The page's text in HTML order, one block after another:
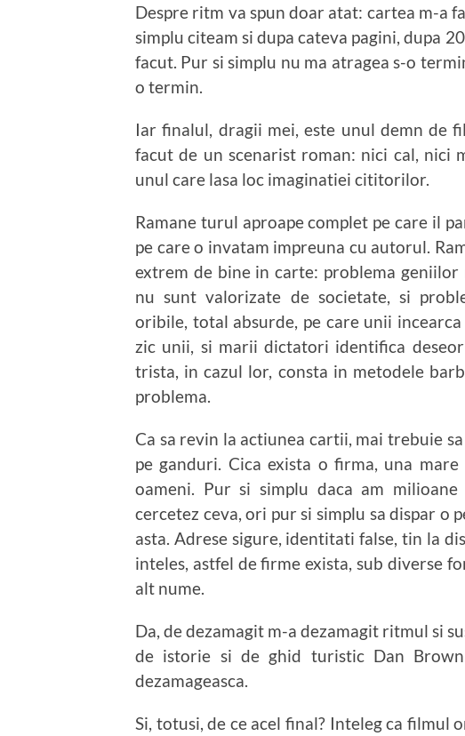
Despre ritm va spun doar atat: cartea m-a
simplu citeam si dupa cateva pagini, dupa
facut. Pur si simplu nu ma atragea s-o
o termin.
Iar finalul, dragii mei, este unul demn de
facut de un scenarist roman: nici cal, nici
unul care lasa loc imaginatiei cititorilor.
Ramane turul aproape complet pe care il
pe care o invatam impreuna cu autorul.
extrem de bine in carte: problema geniilor
nu sunt valorizate de societate, si
oribile, total absurde, pe care unii
zic unii, si marii dictatori identifica
trista, in cazul lor, consta in metodele
problema.
Ca sa revin la actiunea cartii, mai trebuie
pe ganduri. Cica exista o firma, una
oameni. Pur si simplu daca am
cercetez ceva, ori pur si simplu sa dispar o
asta. Adrese sigure, identitati false, tin la
inteles, astfel de firme exista, sub diverse
alt nume.
Da, de dezamagit m-a dezamagit ritmul si
de istorie si de ghid turistic Dan
dezamageasca.
Si, totusi, de ce acel final? Inteleg ca filmul